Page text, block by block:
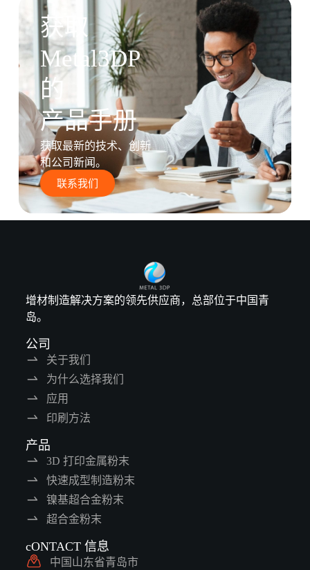
获取
Metal3DP
的
产品手册
获取最新的技术、创新
和公司新闻。
联系我们
增材制造解决方案的领先供应商，总部位于中国青
岛。
公司
关于我们
为什么选择我们
应用
印刷方法
产品
3D 打印金属粉末
快速成型制造粉末
镍基超合金粉末
超合金粉末
cONTACT 信息
中国山东省青岛市